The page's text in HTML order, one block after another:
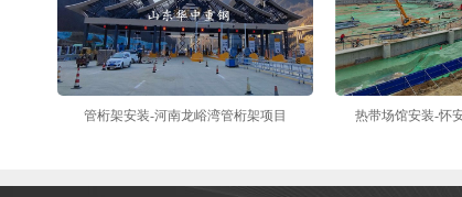
管桁架安装-河南龙峪湾管桁架项目 热带场馆安装-怀